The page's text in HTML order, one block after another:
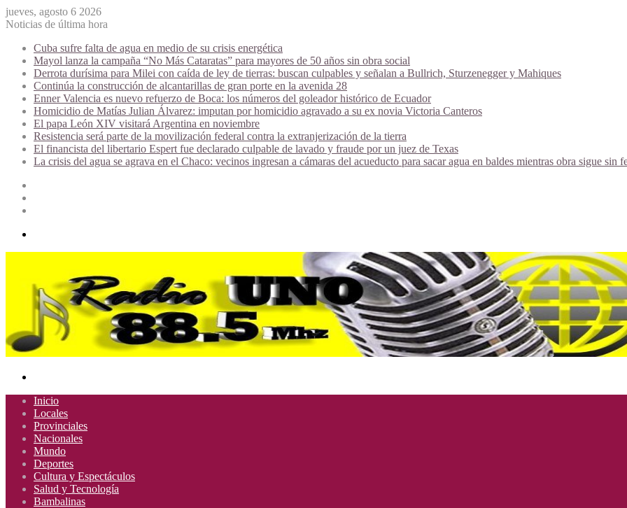
jueves, agosto 6 2026
Noticias de última hora
Cuba sufre falta de agua en medio de su crisis energética
Mayol lanza la campaña “No Más Cataratas” para mayores de 50 años sin obra social
Derrota durísima para Milei con caída de ley de tierras: buscan culpables y señalan a Bullrich, Sturzenegger y Mahiques
Continúa la construcción de alcantarillas de gran porte en la avenida 28
Enner Valencia es nuevo refuerzo de Boca: los números del goleador histórico de Ecuador
Homicidio de Matías Julian Álvarez: imputan por homicidio agravado a su ex novia Victoria Canteros
El papa León XIV visitará Argentina en noviembre
Resistencia será parte de la movilización federal contra la extranjerización de la tierra
El financista del libertario Espert fue declarado culpable de lavado y fraude por un juez de Texas
La crisis del agua se agrava en el Chaco: vecinos ingresan a cámaras del acueducto para sacar agua en baldes mientras obra sigue sin
Inicio
Locales
Provinciales
Nacionales
Mundo
Deportes
Cultura y Espectáculos
Salud y Tecnología
Bambalinas